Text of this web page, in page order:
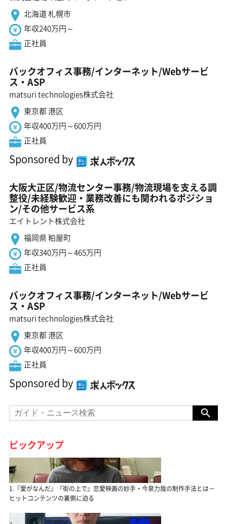
北海道 札幌市
年収240万円～
正社員
バックオフィス事務/インターネット/Webサービ
ス・ASP
matsuri technologies株式会社
東京都 港区
年収400万円～600万円
正社員
Sponsored by
大阪大正区/物流センター事務/物流現場を支える調
整役/未経験歓迎・業務改善にも関われるポジショ
ン/その他サービス系
エイトレント株式会社
福岡県 粕屋町
年収340万円～465万円
正社員
バックオフィス事務/インターネット/Webサービ
ス・ASP
matsuri technologies株式会社
東京都 港区
年収400万円～600万円
正社員
Sponsored by
ピックアップ
1.『愛がなんだ』『街の上で』恋愛映画の妙手・今泉力哉の制作手法とは－
ヒットコンテンツの裏側に迫る